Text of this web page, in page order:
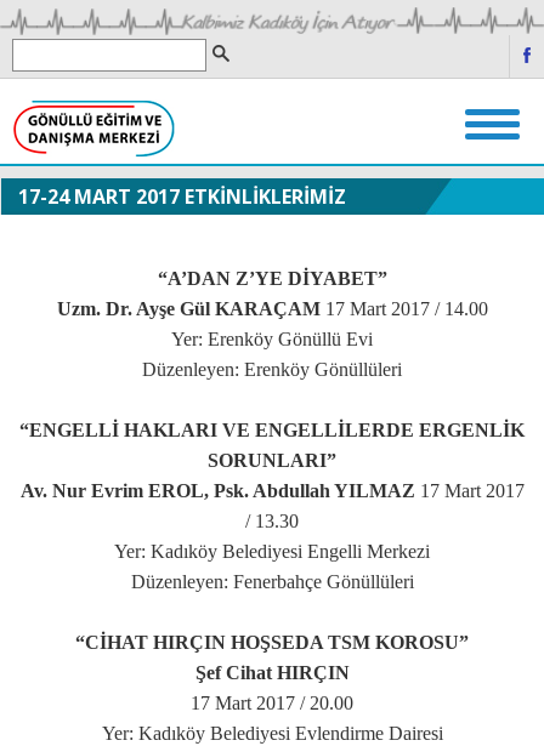
17-24 MART 2017 ETKİNLİKLERİMİZ
“A’DAN Z’YE DİYABET”
Uzm. Dr. Ayşe Gül KARAÇAM 17 Mart 2017 / 14.00
Yer: Erenköy Gönüllü Evi
Düzenleyen: Erenköy Gönüllüleri
“ENGELLİ HAKLARI VE ENGELLİLERDE ERGENLİK
SORUNLARI”
Av. Nur Evrim EROL, Psk. Abdullah YILMAZ 17 Mart 2017
/ 13.30
Yer: Kadıköy Belediyesi Engelli Merkezi
Düzenleyen: Fenerbahçe Gönüllüleri
“CİHAT HIRÇIN HOŞSEDA TSM KOROSU”
Şef Cihat HIRÇIN
17 Mart 2017 / 20.00
Yer: Kadıköy Belediyesi Evlendirme Dairesi